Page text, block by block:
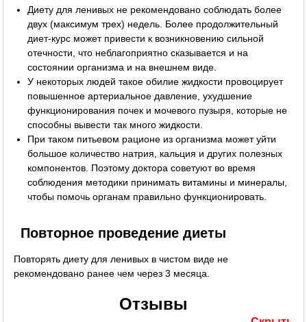
Диету для ленивых не рекомендовано соблюдать более
двух (максимум трех) недель. Более продолжительный
диет-курс может привести к возникновению сильной
отечности, что неблагоприятно сказывается и на
состоянии организма и на внешнем виде.
У некоторых людей такое обилие жидкости провоцирует
повышенное артериальное давление, ухудшение
функционирования почек и мочевого пузыря, которые не
способны вывести так много жидкости.
При таком питьевом рационе из организма может уйти
большое количество натрия, кальция и других полезных
компонентов. Поэтому доктора советуют во время
соблюдения методики принимать витамины и минералы,
чтобы помочь органам правильно функционировать.
Повторное проведение диеты
Повторять диету для ленивых в чистом виде не
рекомендовано ранее чем через 3 месяца.
Отзывы